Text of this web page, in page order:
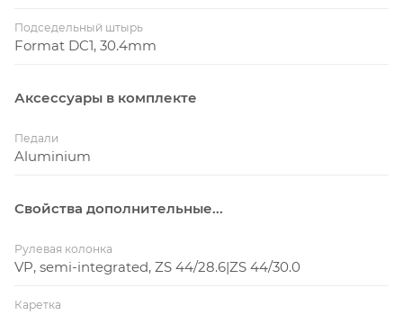
Подседельный штырь
Format DC1, 30.4mm
Аксессуары в комплекте
Педали
Aluminium
Свойства дополнительные...
Рулевая колонка
VP, semi-integrated, ZS 44/28.6|ZS 44/30.0
Каретка